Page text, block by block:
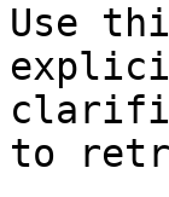
Use